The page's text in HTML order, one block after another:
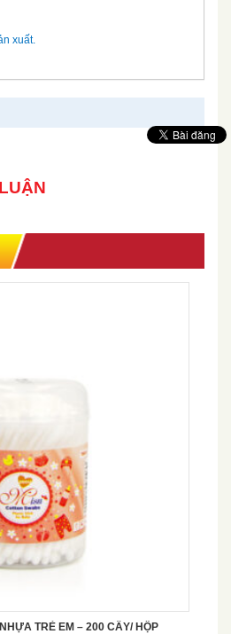
xuất.
TRẺ EM – 200 CÂY/ HỘP